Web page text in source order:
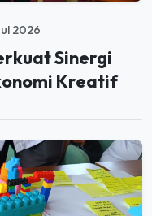
2026
Sinergi
Kreatif